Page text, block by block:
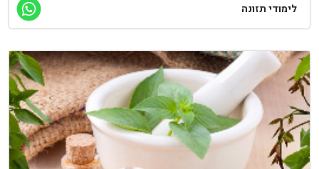
לימודי תזונה